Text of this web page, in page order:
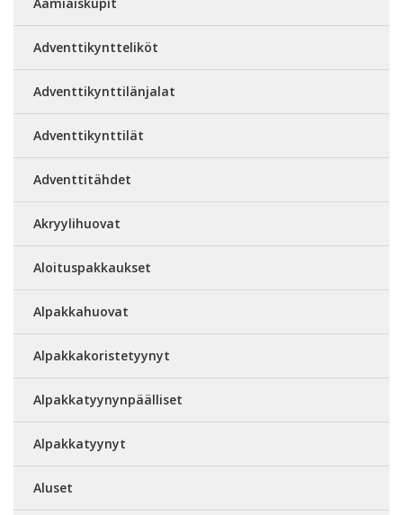
Adventtikyntteliköt
Adventtikynttilänjalat
Adventtikynttilät
Adventtitähdet
Akryylihuovat
Aloituspakkaukset
Alpakkahuovat
Alpakkakoristetyynyt
Alpakkatyynynpäälliset
Alpakkatyynyt
Aluset